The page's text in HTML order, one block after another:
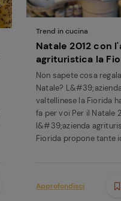
Trend in cucina
Natale 2012 con
agrituristica la
Non sapete cosa
Natale?
valtellinese la Fiorida
fa per voi Per il Natale
l&#39;azienda
Fiorida propone tante
Approfondisci